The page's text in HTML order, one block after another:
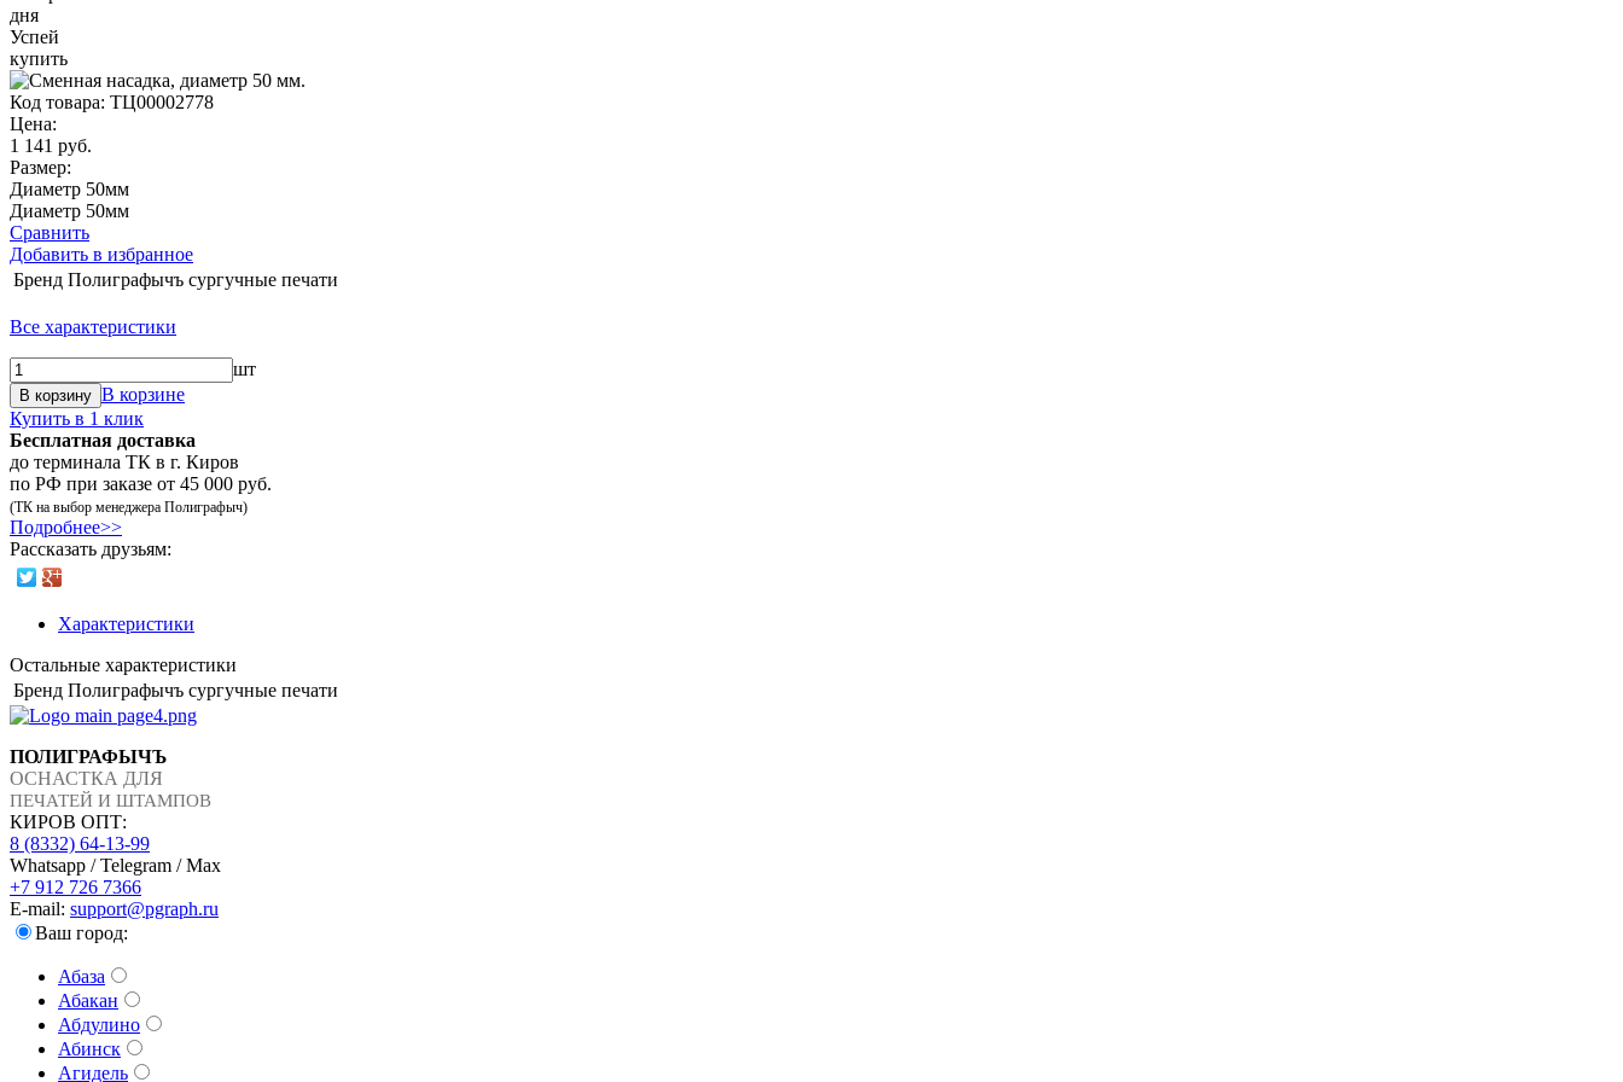
дня
Успей
купить
Код товара: ТЦ00002778
Цена:
1 141 руб.
Размер:
Диаметр 50мм
Диаметр 50мм
Сравнить
Добавить в избранное
Бренд Полиграфычъ сургучные печати
Все характеристики
шт
В корзину В корзине
Купить в 1 клик
Бесплатная доставка
до терминала ТК в г. Киров
по РФ при заказе от 45 000 руб.
(ТК на выбор менеджера Полиграфыч)
Подробнее>>
Рассказать друзьям:
Характеристики
Остальные характеристики
Бренд Полиграфычъ сургучные печати
ПОЛИГРАФЫЧЪ
ОСНАСТКА ДЛЯ
ПЕЧАТЕЙ И ШТАМПОВ
КИРОВ ОПТ:
8 (8332) 64-13-99
Whatsapp / Telegram / Max
+7 912 726 7366
E-mail: support@pgraph.ru
Ваш город:
Абаза
Абакан
Абдулино
Абинск
Агидель